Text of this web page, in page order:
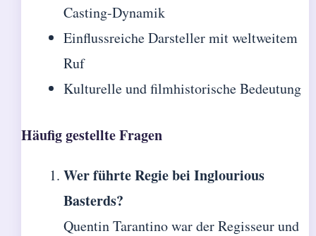
Casting-Dynamik
Einflussreiche Darsteller mit weltweitem
Ruf
Kulturelle und filmhistorische Bedeutung
Häufig gestellte Fragen
Wer führte Regie bei Inglourious
Basterds?
Quentin Tarantino war der Regisseur und